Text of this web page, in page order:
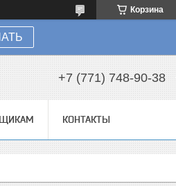
Корзина
+7 (771) 748-90-38
КОНТАКТЫ